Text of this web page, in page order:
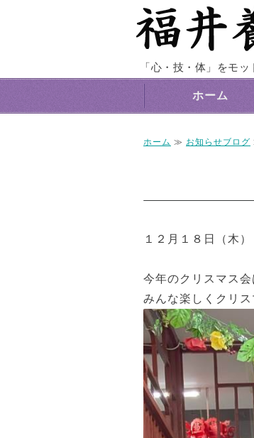
「心・技・体」をモ
ホーム
ホーム ≫ お知らせブログ
１２月１８日（木）
今年のクリスマス会
みんな楽しくクリ